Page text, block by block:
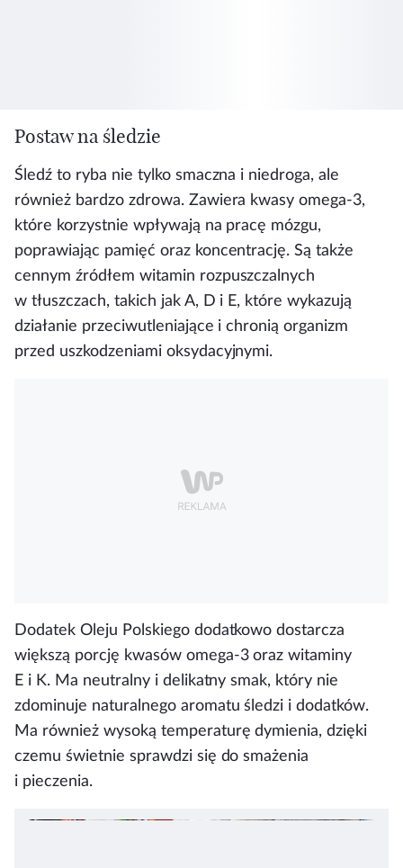
Postaw na śledzie
Śledź to ryba nie tylko smaczna i niedroga, ale
również bardzo zdrowa. Zawiera kwasy omega-3,
które korzystnie wpływają na pracę mózgu,
poprawiając pamięć oraz koncentrację. Są także
cennym źródłem witamin rozpuszczalnych
w tłuszczach, takich jak A, D i E, które wykazują
działanie przeciwutleniające i chronią organizm
przed uszkodzeniami oksydacyjnymi.
Dodatek Oleju Polskiego dodatkowo dostarcza
większą porcję kwasów omega-3 oraz witaminy
E i K. Ma neutralny i delikatny smak, który nie
zdominuje naturalnego aromatu śledzi i dodatków.
Ma również wysoką temperaturę dymienia, dzięki
czemu świetnie sprawdzi się do smażenia
i pieczenia.